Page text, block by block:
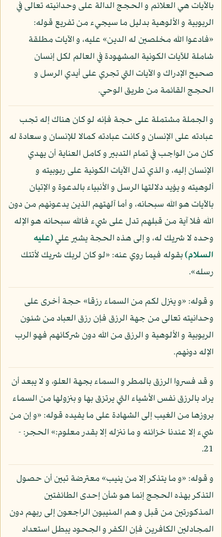
بالآيات هي العلائم و الحجج الدالة على وحدانيته تعالى في
الربوبية و الألوهية بدليل ما سيجيء من تفريع قوله:
«فادعوا الله مخلصين له الدين» عليه، و الآيات مطلقة
شاملة للآيات الكونية المشهودة في العالم لكل إنسان
صحيح الإدراك و الآيات التي تجري على أيدي الرسل و
الحجج القائمة من طريق الوحي.
و الجملة مشتملة على حجة فإنه لو كان هناك إله تجب
عبادته على الإنسان و كانت عبادته كمالا للإنسان و سعادة له
كان من الواجب في تمام التدبير و كامل العناية أن يهدي
الإنسان إليه، و الذي تدل الآيات الكونية على ربوبيته و
ألوهيته و يؤيد دلالتها الرسل و الأنبياء بالدعوة و الإتيان
بالآيات هو الله سبحانه، و أما آلهتهم الذين يدعونهم من دون
الله فلا آية من قبلهم تدل على شيء فالله سبحانه هو الإله
وحده لا شريك له، و إلى هذه الحجة يشير علي(عليه
السلام)بقوله فيما روي عنه: «لو كان لربك شريك لأتتك
رسله».
و قوله: «و ينزل لكم من السماء رزقا» حجة أخرى على
وحدانيته تعالى من جهة الرزق فإن رزق العباد من شئون
الربوبية و الألوهية و الرزق من الله دون شركائهم فهو الرب
الإله دونهم.
و قد فسروا الرزق بالمطر و السماء بجهة العلو، و لا يبعد أن
يراد بالرزق نفس الأشياء التي يرتزق بها و بنزولها من السماء
بروزها من الغيب إلى الشهادة على ما يفيده قوله: «و إن من
شيء إلا عندنا خزائنه و ما ننزله إلا بقدر معلوم:» الحجر: -
21.
و قوله: «و ما يتذكر إلا من ينيب» معترضة تبين أن حصول
التذكر بهذه الحجج إنما هو شأن إحدى الطائفتين
المذكورتين من قبل و هم المنيبون الراجعون إلى ربهم دون
المجادلين الكافرين فإن الكفر و الجحود يبطل استعداد